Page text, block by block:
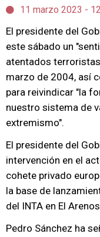
11 marzo 2023 -
El presidente del
este sábado un
atentados
marzo de 2004, así
para reivindicar "la
nuestro sistema de
extremismo".
El presidente del
intervención en el
cohete privado
la base de
del INTA en El
Pedro Sánchez ha